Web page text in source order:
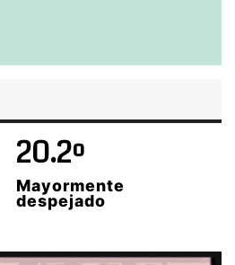
20.2º
Mayormente
despejado